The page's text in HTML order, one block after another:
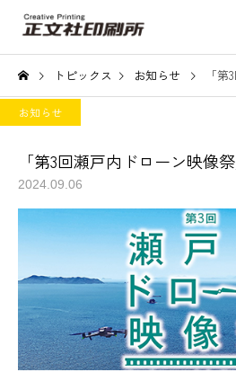
トピックス お知らせ 「第3
お知らせ
「第3回瀬戸内ドローン映像
2024.09.06